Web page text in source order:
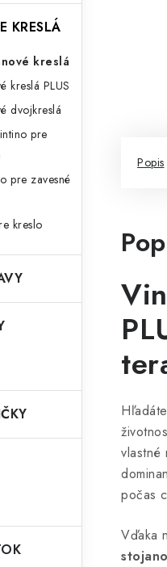
KRESLÁ
kreslá
kreslá PLUS
dvojkreslá
pre
pre zavesné
kreslo
Popis
Hľadáte
vlastné
počas
Vďaka